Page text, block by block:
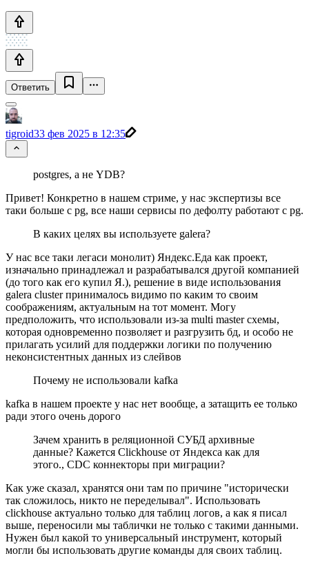
Ответить
tigroid33 фев 2025 в 12:35
postgres, а не YDB?
Привет! Конкретно в нашем стриме, у нас экспертизы все
таки больше с pg, все наши сервисы по дефолту работают с pg.
В каких целях вы используете galera?
У нас все таки легаси монолит) Яндекс.Еда как проект,
изначально принадлежал и разрабатывался другой компанией
(до того как его купил Я.), решение в виде использования
galera cluster принималось видимо по каким то своим
соображениям, актуальным на тот момент. Могу
предположить, что использовали из-за multi master схемы,
которая одновременно позволяет и разгрузить бд, и особо не
прилагать усилий для поддержки логики по получению
неконсистентных данных из слейвов
Почему не использовали kafka
kafka в нашем проекте у нас нет вообще, а затащить ее только
ради этого очень дорого
Зачем хранить в реляционной СУБД архивные
данные? Кажется Clickhouse от Яндекса как для
этого., CDC коннекторы при миграции?
Как уже сказал, хранятся они там по причине "исторически
так сложилось, никто не переделывал". Использовать
clickhouse актуально только для таблиц логов, а как я писал
выше, переносили мы таблички не только с такими данными.
Нужен был какой то универсальный инструмент, который
могли бы использовать другие команды для своих таблиц.